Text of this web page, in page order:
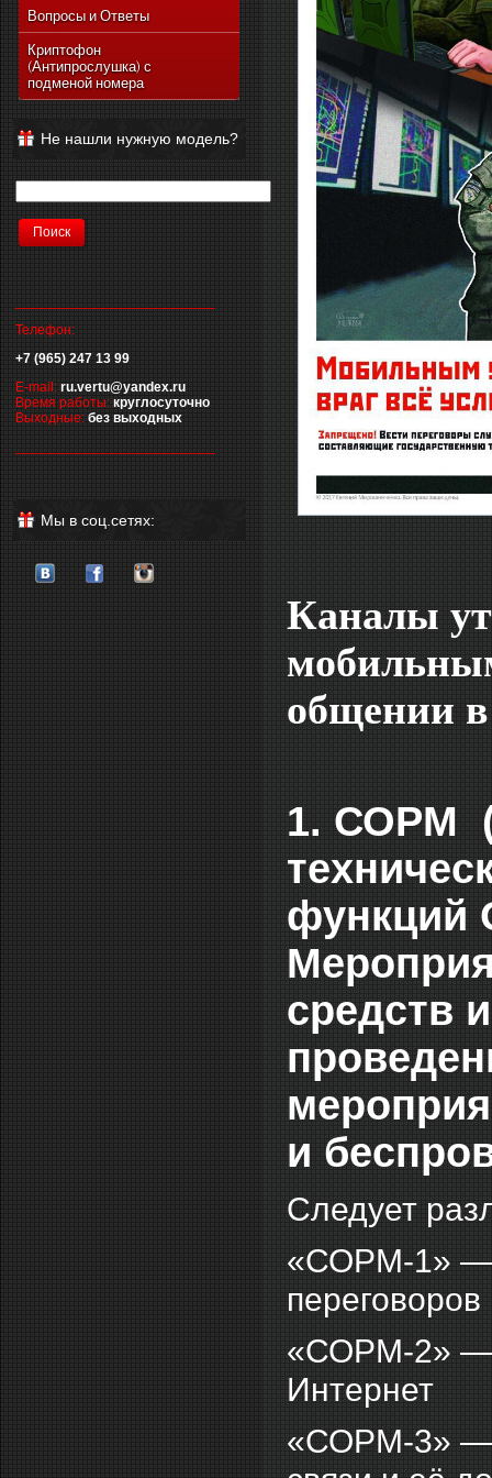
Vertu Ascent Ti
Vertu Ferrari Edition
Vertu Racetrack Legends
Vertu Signature Touch
Vertu Constellation Touch
Вопросы и Ответы
Криптофон
(Антипрослушка) с
подменой номера
Не нашли нужную модель?
Телефон:
+7 (965) 247 13 99
E-mail: ru.vertu@yandex.ru
Время работы: круглосуточно
Выходные: без выходных
Мы в соц.сетях:
Каналы
общении в
1. СОРМ (
функций
средств
и
Следует
«СОРМ-1» —
переговоров
«СОРМ-2» —
Интернет
«СОРМ-3» —